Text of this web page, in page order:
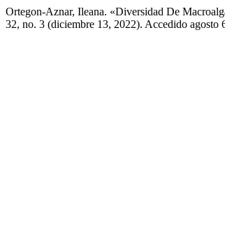
Ortegon-Aznar, Ileana. «Diversidad De
32, no. 3 (diciembre 13, 2022). Accedido